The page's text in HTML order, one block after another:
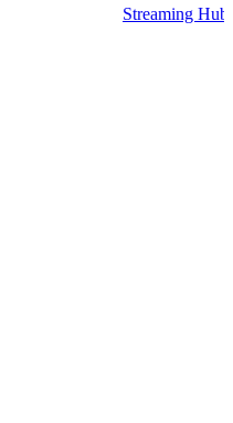
Streaming Hub